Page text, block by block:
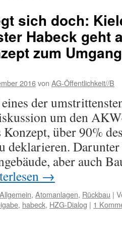
sich doch:
Habeck geht
zum
2016von AG-Öffentlichkeit//B
der
um den
über 90%
deklarieren.
aber auch
→
Allgemein, Atomanlagen, Rückbau |
, habeck, HZG-Dialog | 1